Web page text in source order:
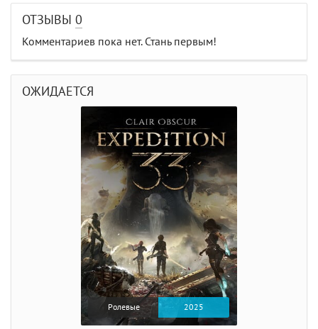
ОТЗЫВЫ 0
Комментариев пока нет. Стань первым!
ОЖИДАЕТСЯ
Ролевые 2025